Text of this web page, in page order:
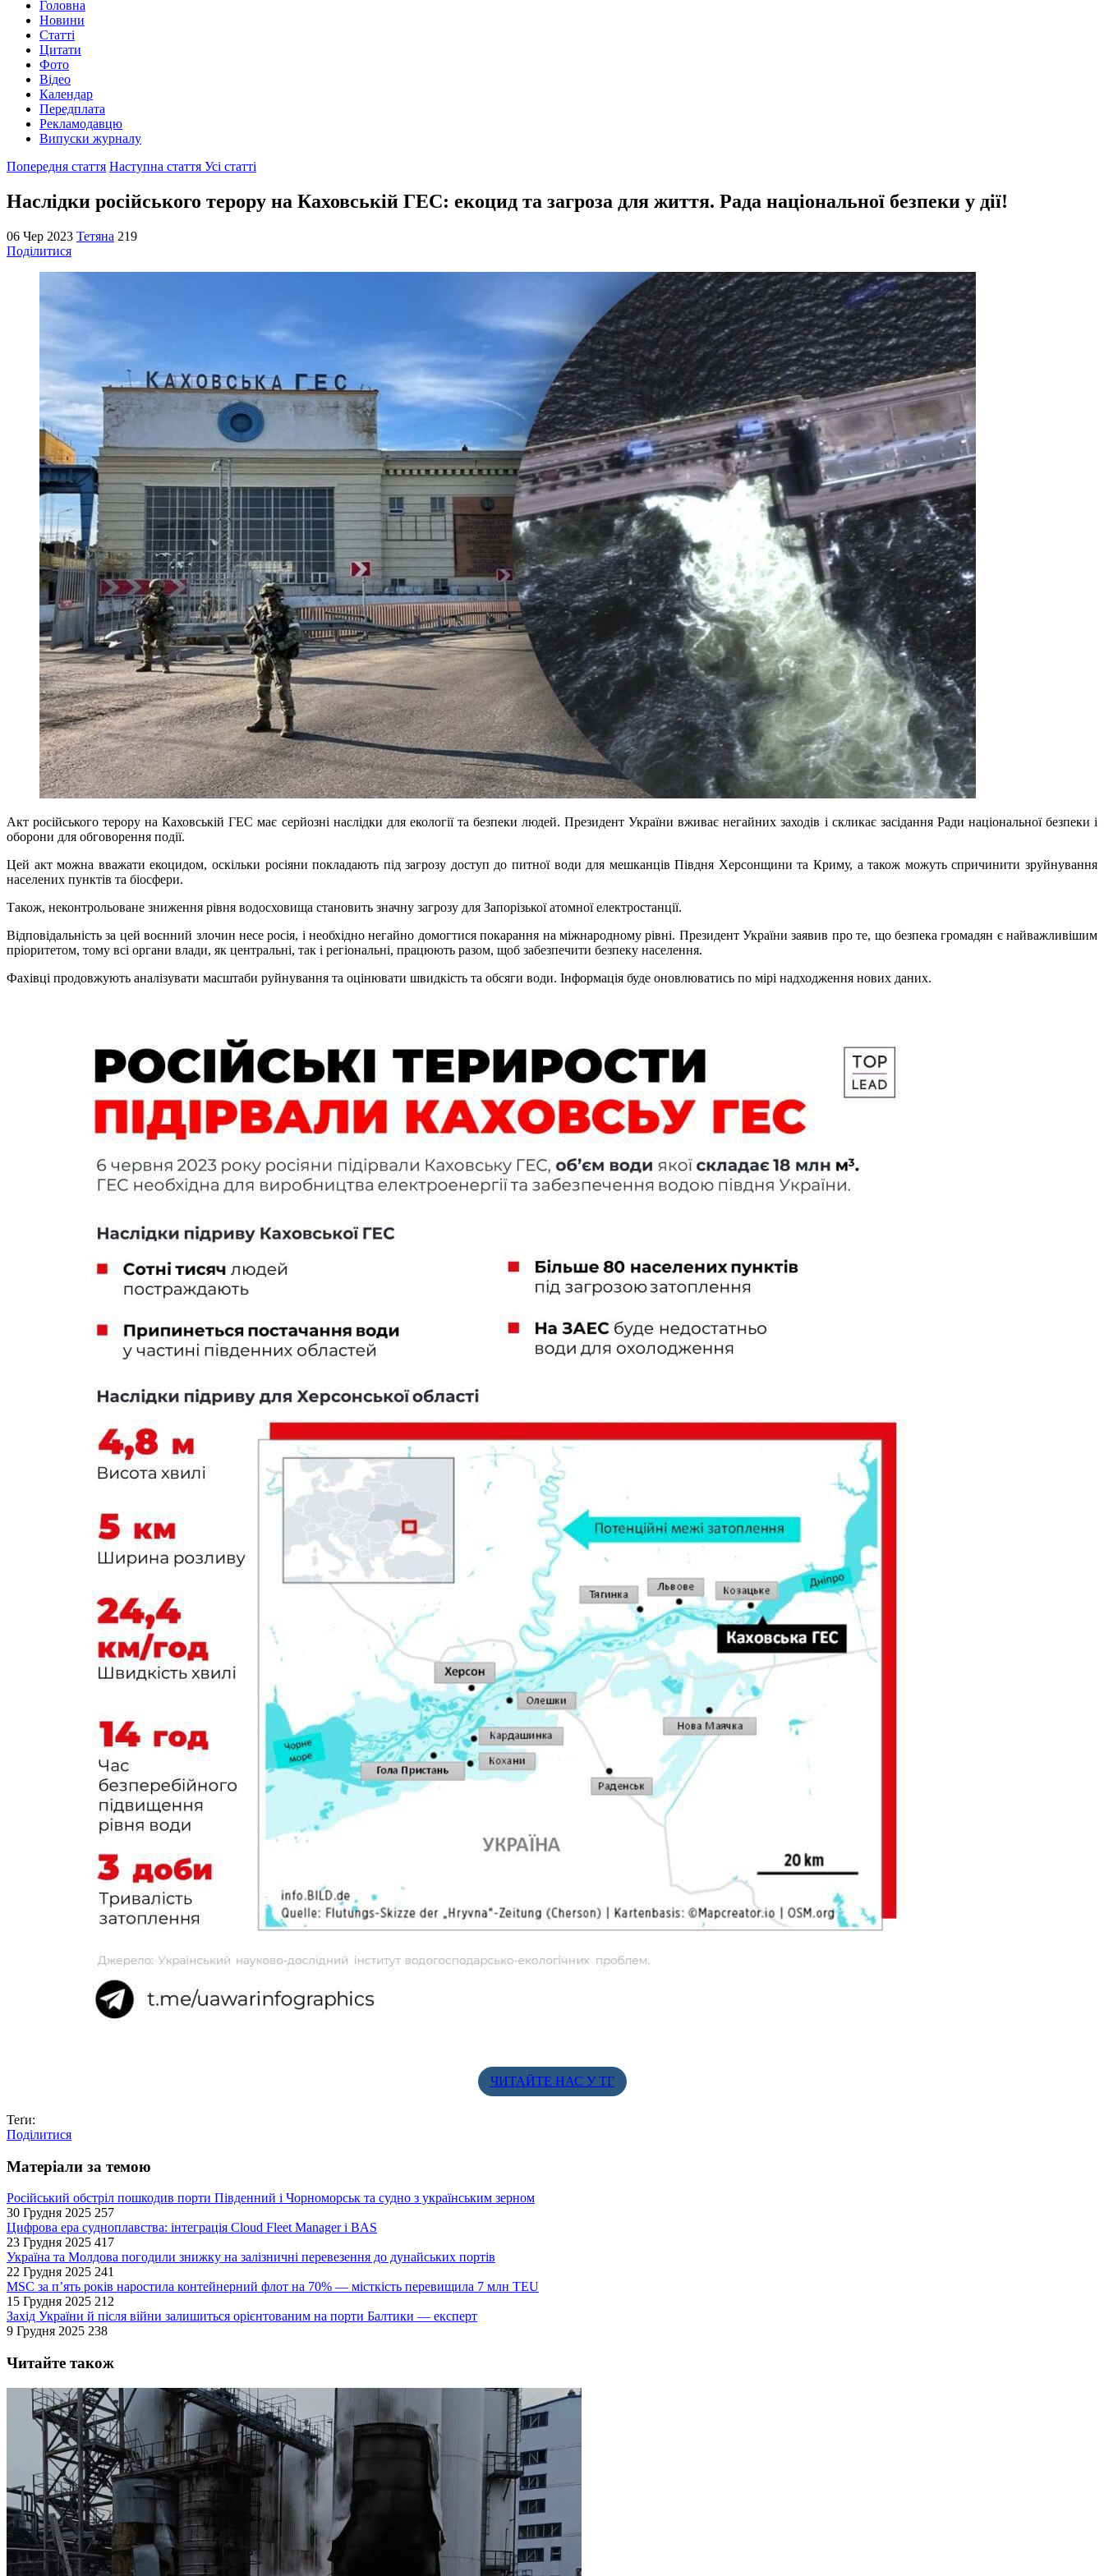
Головна
Новини
Статті
Цитати
Фото
Відео
Календар
Передплата
Рекламодавцю
Випуски журналу
Попередня стаття Наступна стаття Усі статті
Наслідки російського терору на Каховській ГЕС: екоцид та загроза для життя. Рада національної безпеки у дії!
06 Чер 2023 Тетяна 219
Поділитися
Акт російського терору на Каховській ГЕС має серйозні наслідки для екології та безпеки людей. Президент України вживає негайних заходів і скликає засідання Ради національної безпеки і
оборони для обговорення події.
Цей акт можна вважати екоцидом, оскільки росіяни покладають під загрозу доступ до питної води для мешканців Півдня Херсонщини та Криму, а також можуть спричинити зруйнування
населених пунктів та біосфери.
Також, неконтрольоване зниження рівня водосховища становить значну загрозу для Запорізької атомної електростанції.
Відповідальність за цей воєнний злочин несе росія, і необхідно негайно домогтися покарання на міжнародному рівні. Президент України заявив про те, що безпека громадян є найважливішим
пріоритетом, тому всі органи влади, як центральні, так і регіональні, працюють разом, щоб забезпечити безпеку населення.
Фахівці продовжують аналізувати масштаби руйнування та оцінювати швидкість та обсяги води. Інформація буде оновлюватись по мірі надходження нових даних.
ЧИТАЙТЕ НАС У ТГ
Теґи:
Поділитися
Матеріали за темою
Російський обстріл пошкодив порти Південний і Чорноморськ та судно з українським зерном
30 Грудня 2025 257
Цифрова ера судноплавства: інтеграція Cloud Fleet Manager і BAS
23 Грудня 2025 417
Україна та Молдова погодили знижку на залізничні перевезення до дунайських портів
22 Грудня 2025 241
MSC за п’ять років наростила контейнерний флот на 70% — місткість перевищила 7 млн TEU
15 Грудня 2025 212
Захід України й після війни залишиться орієнтованим на порти Балтики — експерт
9 Грудня 2025 238
Читайте також